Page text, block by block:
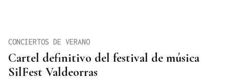
Cartel definitivo del festival de música
SilFest Valdeorras
CONCIERTOS DE VERANO